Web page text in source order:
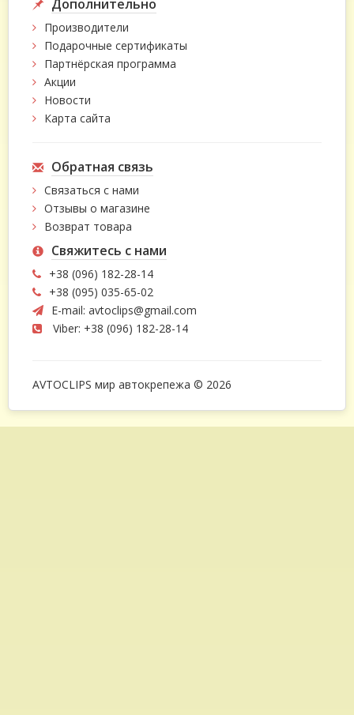
Дополнительно
Производители
Подарочные сертификаты
Партнёрская программа
Акции
Новости
Карта сайта
Обратная связь
Связаться с нами
Отзывы о магазине
Возврат товара
Свяжитесь с нами
+38 (096) 182-28-14
+38 (095) 035-65-02
E-mail: avtoclips@gmail.com
Viber: +38 (096) 182-28-14
AVTOCLIPS мир автокрепежа © 2026